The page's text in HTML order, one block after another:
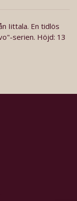
Iittala. En tidlös
serien. Höjd: 13